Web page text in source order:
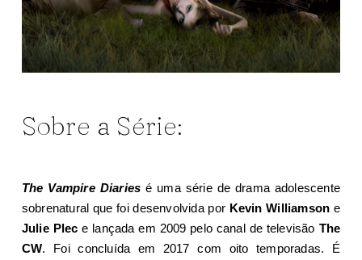
Sobre a Série:
The Vampire Diaries é uma série de drama adolescente
sobrenatural que foi desenvolvida por Kevin Williamson e
Julie Plec e lançada em 2009 pelo canal de televisão The
CW. Foi concluída em 2017 com oito temporadas. É